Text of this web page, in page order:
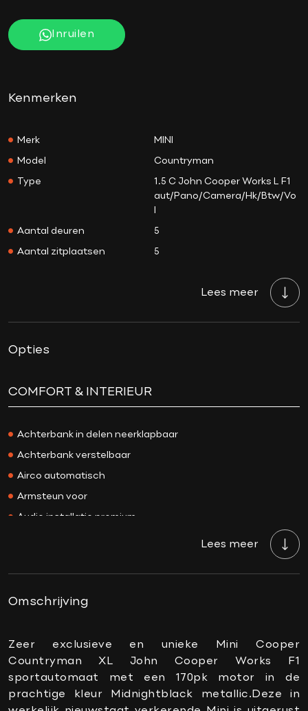
Inruilen
Kenmerken
Merk MINI
Model Countryman
Type
1.5 C John Cooper Works L F1
aut/Pano/Camera/Hk/Btw/Vo
Aantal deuren 5
Aantal zitplaatsen 5
Bouwjaar
Prijs
Interieurkleur Zwart
Acceleratie 0-100
Bekleding
BTW/Marge
Carrosserie
Onderhoudsboekje
aanwezig?
Ja, dealeronderhouden
Gemiddeld verbruik 5.9 L/100KM
Wegenbelasting min € 253 /kwartaal
Lees meer
Opties
COMFORT & INTERIEUR
Achterbank in delen neerklapbaar
Achterbank verstelbaar
Airco automatisch
Armsteun voor
Audio installatie premium
Autotelefoonvoorbereiding met Bluetooth
Binnenspiegel automatisch dimmend
DAB-ontvanger
Draadloze telefoonlader
Elektrische ramen achter
Elektrische ramen voor
Lees meer
Omschrijving
Zeer exclusieve en unieke Mini Cooper
Countryman XL John Cooper Works F1
sportautomaat met een 170pk motor in de
prachtige kleur Midnightblack metallic.Deze in